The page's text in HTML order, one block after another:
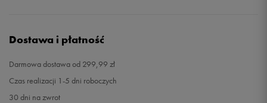
Dostawa i płatność
Darmowa dostawa od 299,99 zł
Czas realizacji 1-5 dni roboczych
30 dni na zwrot